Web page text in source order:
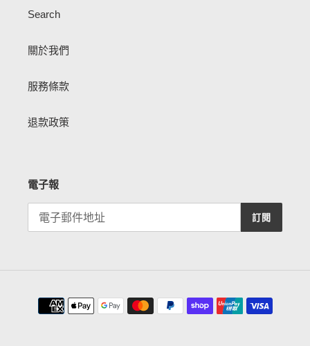
Search
關於我們
服務條款
退款政策
電子報
訂閱
付
款